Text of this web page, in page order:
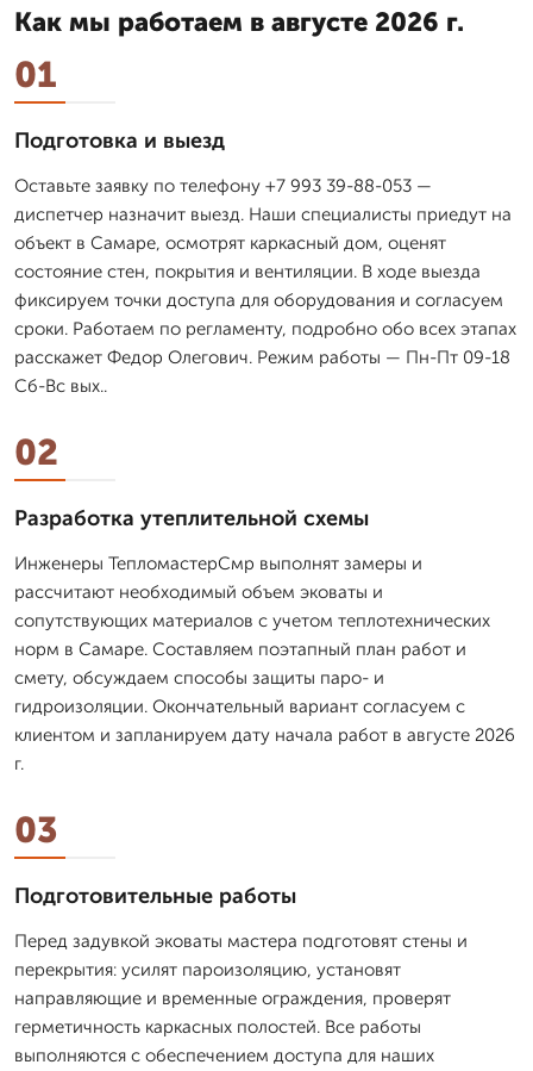
Как мы работаем в августе 2026 г.
01
Подготовка и выезд
Оставьте заявку по телефону +7 993 39-88-053 —
диспетчер назначит выезд. Наши специалисты приедут на
объект в Самаре, осмотрят каркасный дом, оценят
состояние стен, покрытия и вентиляции. В ходе выезда
фиксируем точки доступа для оборудования и согласуем
сроки. Работаем по регламенту, подробно обо всех этапах
расскажет Федор Олегович. Режим работы — Пн-Пт 09-18
Сб-Вс вых..
02
Разработка утеплительной схемы
Инженеры ТепломастерСмр выполнят замеры и
рассчитают необходимый объем эковаты и
сопутствующих материалов с учетом теплотехнических
норм в Самаре. Составляем поэтапный план работ и
смету, обсуждаем способы защиты паро- и
гидроизоляции. Окончательный вариант согласуем с
клиентом и запланируем дату начала работ в августе 2026
г.
03
Подготовительные работы
Перед задувкой эковаты мастера подготовят стены и
перекрытия: усилят пароизоляцию, установят
направляющие и временные ограждения, проверят
герметичность каркасных полостей. Все работы
выполняются с обеспечением доступа для наших